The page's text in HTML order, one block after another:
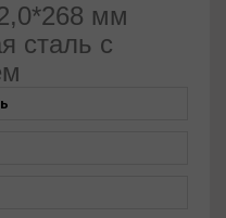
мм
сталь с